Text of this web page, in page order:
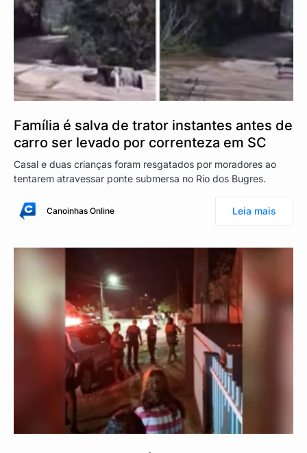
Família é salva de trator instantes antes de
carro ser levado por correnteza em SC
Casal e duas crianças foram resgatados por moradores ao
tentarem atravessar ponte submersa no Rio dos Bugres.
Canoinhas Online Leia mais